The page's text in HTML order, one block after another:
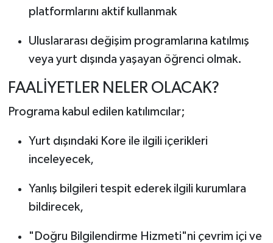
platformlarını aktif kullanmak
Uluslararası değişim programlarına katılmış
veya yurt dışında yaşayan öğrenci olmak.
FAALİYETLER NELER OLACAK?
Programa kabul edilen katılımcılar;
Yurt dışındaki Kore ile ilgili içerikleri
inceleyecek,
Yanlış bilgileri tespit ederek ilgili kurumlara
bildirecek,
"Doğru Bilgilendirme Hizmeti"ni çevrim içi ve